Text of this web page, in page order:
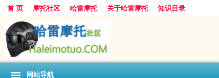
首 页 摩托社区 哈雷摩托 关于哈雷摩托 知识目录
网站导航